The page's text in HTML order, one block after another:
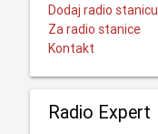
Dodaj radio stanicu
Za radio stanice
Kontakt
Radio Expert